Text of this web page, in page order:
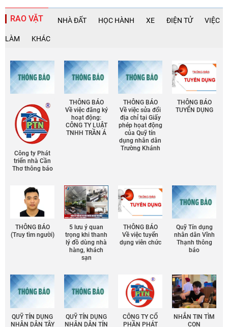
RAO VẶT NHÀ ĐẤT HỌC HÀNH XE ĐIỆN TỬ VIỆC
LÀM KHÁC
Công ty Phát
triển nhà Cần
Thơ thông báo
THÔNG BÁO
Về việc đăng ký
hoạt động:
CÔNG TY LUẬT
TNHH TRẦN Á
THÔNG BÁO
Về việc sửa đổi
địa chỉ tại Giấy
phép họat động
của Quỹ tín
dụng nhân dân
Trường Khánh
THÔNG BÁO
TUYỂN DỤNG
THÔNG BÁO
(Truy tìm người)
5 lưu ý quan
trọng khi thanh
lý đồ dùng nhà
hàng, khách
sạn
THÔNG BÁO
Về việc tuyển
dụng viên chức
Quỹ Tín dụng
nhân dân Vĩnh
Thạnh thông
báo
QUỸ TÍN DỤNG
NHÂN DÂN TÂY
QUỸ TÍN DỤNG
NHÂN DÂN TÍN
CÔNG TY CỔ
PHẦN PHÁT
NHẮN TIN TÌM
CON